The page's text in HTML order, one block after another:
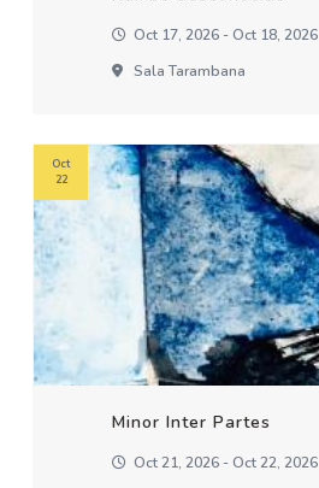
Oct 17, 2026 - Oct 18, 2026
Sala Tarambana
Minor Inter Partes
Oct 21, 2026 - Oct 22, 2026
Oct
22